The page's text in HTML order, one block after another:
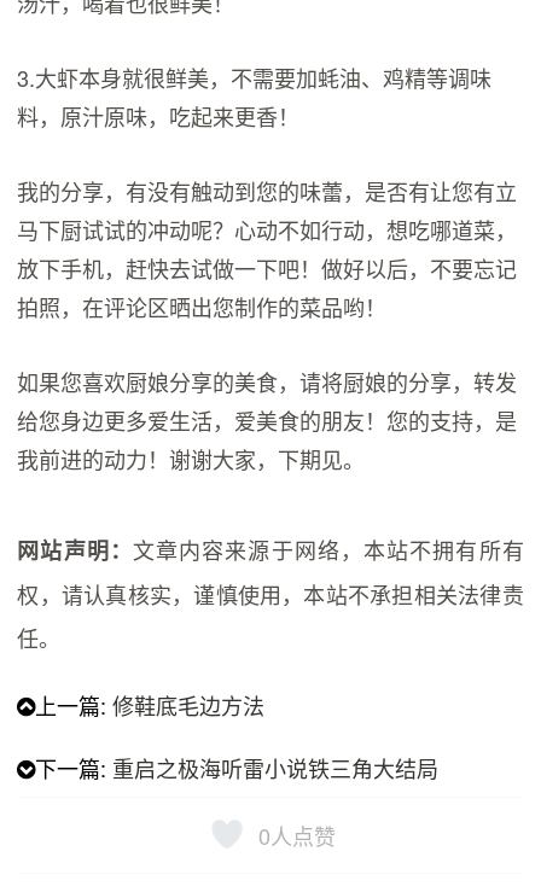
3.大虾本身就很鲜美，不需要加蚝油、鸡精等调味
料，原汁原味，吃起来更香！
我的分享，有没有触动到您的味蕾，是否有让您有立
马下厨试试的冲动呢？心动不如行动，想吃哪道菜，
放下手机，赶快去试做一下吧！做好以后，不要忘记
拍照，在评论区晒出您制作的菜品哟！
如果您喜欢厨娘分享的美食，请将厨娘的分享，转发
给您身边更多爱生活，爱美食的朋友！您的支持，是
我前进的动力！谢谢大家，下期见。
网站声明： 文章内容来源于网络，本站不拥有所有
权，请认真核实，谨慎使用，本站不承担相关法律责
任。
上一篇:修鞋底毛边方法
下一篇: 重启之极海听雷小说铁三角大结局
0人点赞